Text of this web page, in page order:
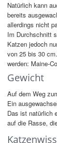
Natürlich kann
bereits
allerdings nicht
Im Durchschnitt
Katzen jedoch
von 25 bis 30
werden: Maine-
Gewicht
Auf dem Weg
Ein
Das ist natürlich
auf die Rasse,